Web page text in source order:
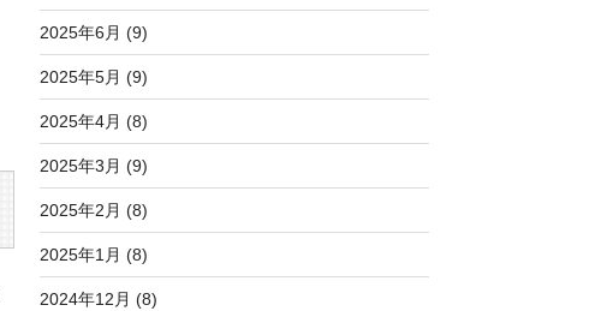
2025年6月 (9)
2025年5月 (9)
2025年4月 (8)
2025年3月 (9)
2025年2月 (8)
2025年1月 (8)
2024年12月 (8)